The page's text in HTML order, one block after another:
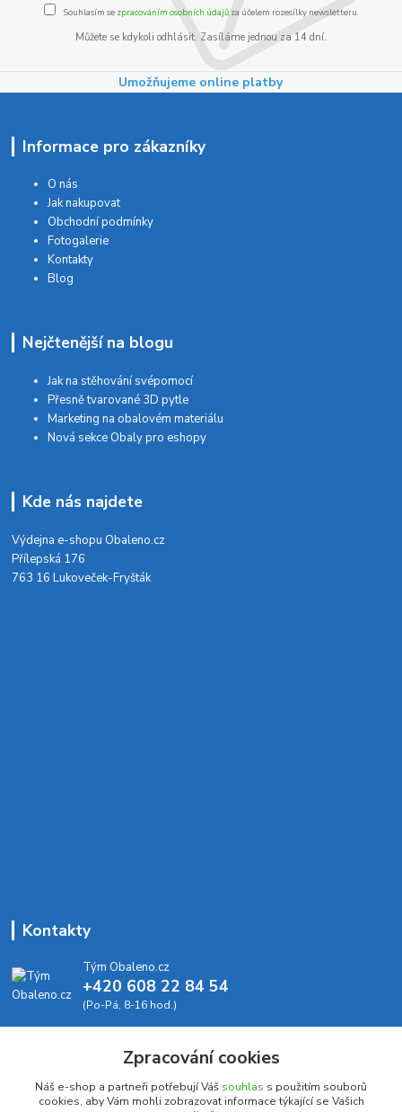
Souhlasím se zpracováním osobních údajůza účelem rozesílky newsletteru.
Můžete se kdykoli odhlásit. Zasíláme jednou za 14 dní.
Umožňujeme online platby
Informace pro zákazníky
O nás
Jak nakupovat
Obchodní podmínky
Fotogalerie
Kontakty
Blog
Nejčtenější na blogu
Jak na stěhování svépomocí
Přesně tvarované 3D pytle
Marketing na obalovém materiálu
Nová sekce Obaly pro eshopy
Kde nás najdete
Výdejna e-shopu Obaleno.cz
Přílepská 176
763 16 Lukoveček-Fryšták
Kontakty
Tým Obaleno.cz
+420 608 22 84 54
(Po-Pá, 8-16 hod.)
Zpracování cookies
Náš e-shop a partneři potřebují Váš souhlas s použitím souborů
cookies, aby Vám mohli zobrazovat informace týkající se Vašich